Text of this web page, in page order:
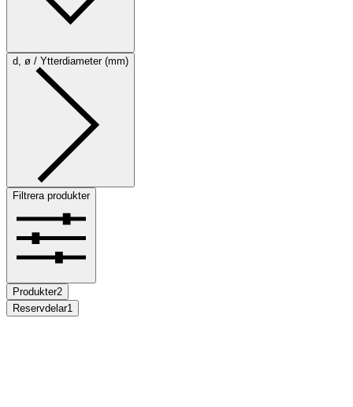
d, ø / Ytterdiameter (mm)
Filtrera produkter
Produkter2
Reservdelar1